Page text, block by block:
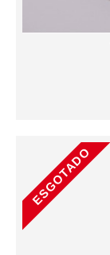
ESGOTADO